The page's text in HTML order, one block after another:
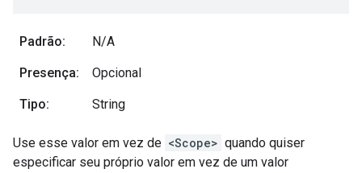
Padrão: N/A
Presença: Opcional
Tipo: String
Use esse valor em vez de <Scope> quando quiser
especificar seu próprio valor em vez de um valor